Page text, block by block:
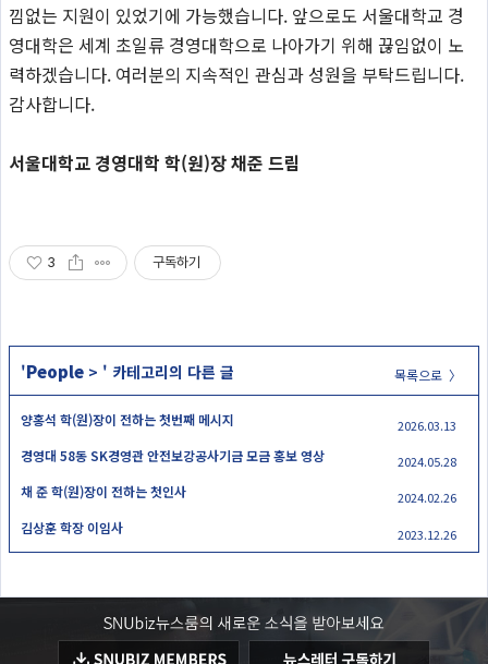
낌없는 지원이 있었기에 가능했습니다. 앞으로도 서울대학교 경
영대학은 세계 초일류 경영대학으로 나아가기 위해 끊임없이 노
력하겠습니다. 여러분의 지속적인 관심과 성원을 부탁드립니다.
감사합니다.
서울대학교 경영대학 학(원)장 채준 드림
3 구독하기
목록으로 〉
'People> ' 카테고리의 다른 글
양홍석 학(원)장이 전하는 첫번째 메시지 2026.03.13
경영대 58동 SK경영관 안전보강공사기금 모금 홍보 영상 2024.05.28
채 준 학(원)장이 전하는 첫인사 2024.02.26
김상훈 학장 이임사 2023.12.26